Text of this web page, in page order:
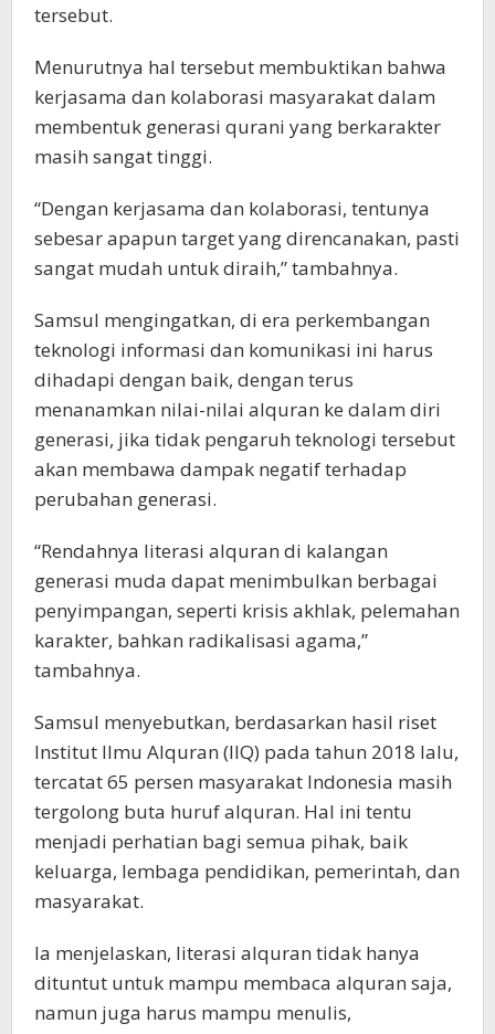
tersebut.
Menurutnya hal tersebut membuktikan bahwa
kerjasama dan kolaborasi masyarakat dalam
membentuk generasi qurani yang berkarakter
masih sangat tinggi.
“Dengan kerjasama dan kolaborasi, tentunya
sebesar apapun target yang direncanakan, pasti
sangat mudah untuk diraih,” tambahnya.
Samsul mengingatkan, di era perkembangan
teknologi informasi dan komunikasi ini harus
dihadapi dengan baik, dengan terus
menanamkan nilai-nilai alquran ke dalam diri
generasi, jika tidak pengaruh teknologi tersebut
akan membawa dampak negatif terhadap
perubahan generasi.
“Rendahnya literasi alquran di kalangan
generasi muda dapat menimbulkan berbagai
penyimpangan, seperti krisis akhlak, pelemahan
karakter, bahkan radikalisasi agama,”
tambahnya.
Samsul menyebutkan, berdasarkan hasil riset
Institut Ilmu Alquran (IIQ) pada tahun 2018 lalu,
tercatat 65 persen masyarakat Indonesia masih
tergolong buta huruf alquran. Hal ini tentu
menjadi perhatian bagi semua pihak, baik
keluarga, lembaga pendidikan, pemerintah, dan
masyarakat.
Ia menjelaskan, literasi alquran tidak hanya
dituntut untuk mampu membaca alquran saja,
namun juga harus mampu menulis,